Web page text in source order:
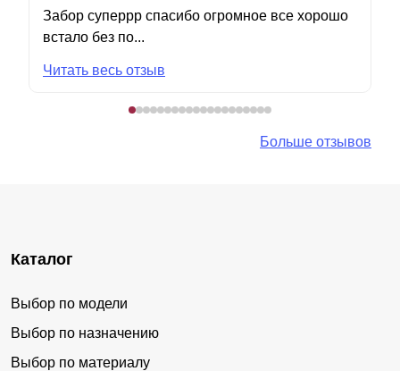
Забор суперрр спасибо огромное все хорошо
встало без по...
Читать весь отзыв
Больше отзывов
Каталог
Выбор по модели
Выбор по назначению
Выбор по материалу